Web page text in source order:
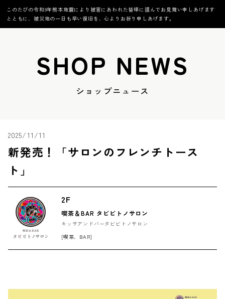
このたびの令和8年熊本地震により被害にあわれた皆様に謹んでお見舞い申しあげます
とともに、被災地の一日も早い復旧を、心よりお祈り申しあげます。
SHOP NEWS
ショップニュース
2025/11/11
新発売！「サロンのフレンチトース
ト」
2F
喫茶＆BAR タビビトノサロン
キッサアンドバータビビトノサロン
[喫茶、BAR]